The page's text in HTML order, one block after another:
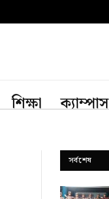
শিক্ষা ক্যাম্পাস
সর্বশেষ